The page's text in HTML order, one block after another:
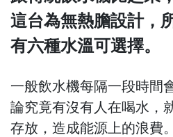
這台為無熱膽設計，
有六種水溫可選擇。
一般飲水機每隔一段時間
論究竟有沒有人在喝水，
存放，造成能源上的浪費